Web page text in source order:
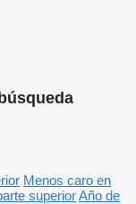
Menos caro en
superiorAño de